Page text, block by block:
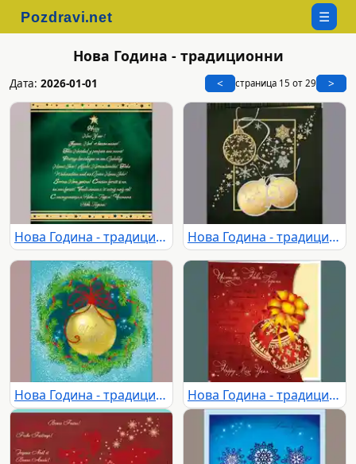
☰
Нова Година - традиционни
Дата: 2026-01-01 < страница 15 от 29 >
Нова Година - традиционни 142 Нова Година - традиционни 143
Нова Година - традиционни 144 Нова Година - традиционни 148